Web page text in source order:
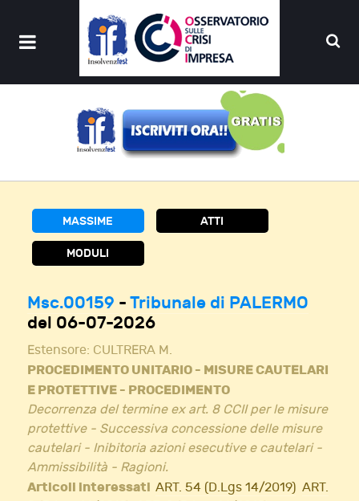
MASSIME ATTI
MODULI
Msc.00159 - Tribunale di PALERMO
del 06-07-2026
Estensore: CULTRERA M.
PROCEDIMENTO UNITARIO - MISURE CAUTELARI
E PROTETTIVE - PROCEDIMENTO
Decorrenza del termine ex art. 8 CCII per le misure
protettive - Successiva concessione delle misure
cautelari - Inibitoria azioni esecutive e cautelari -
Ammissibilità - Ragioni.
Articoli interessati ART. 54 (D.Lgs 14/2019) ART.